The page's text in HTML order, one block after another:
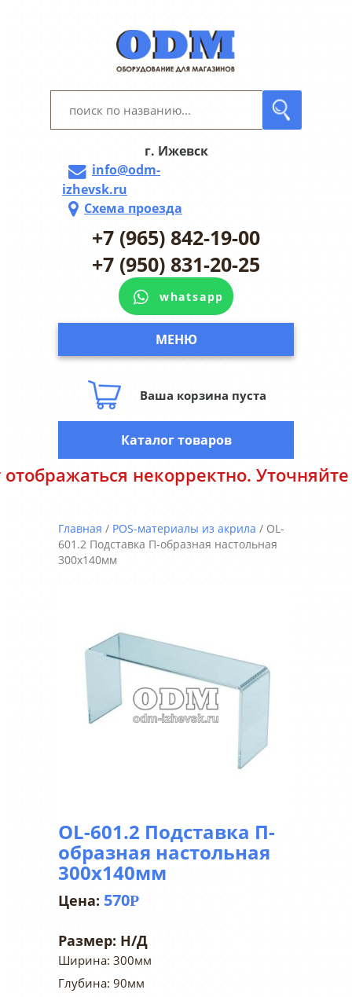
г. Ижевск
info@odm-
izhevsk.ru
Схема проезда
+7 (965) 842-19-00
+7 (950) 831-20-25
whatsapp
МЕНЮ
Ваша корзина пуста
Уточняйте цены у
Каталог товаров
Главная / POS-материалы из акрила / OL-
601.2 Подставка П-образная настольная
300х140мм
OL-601.2 Подставка П-
образная настольная
300х140мм
570Р
Размер: Н/Д
Ширина: 300мм
Глубина: 90мм